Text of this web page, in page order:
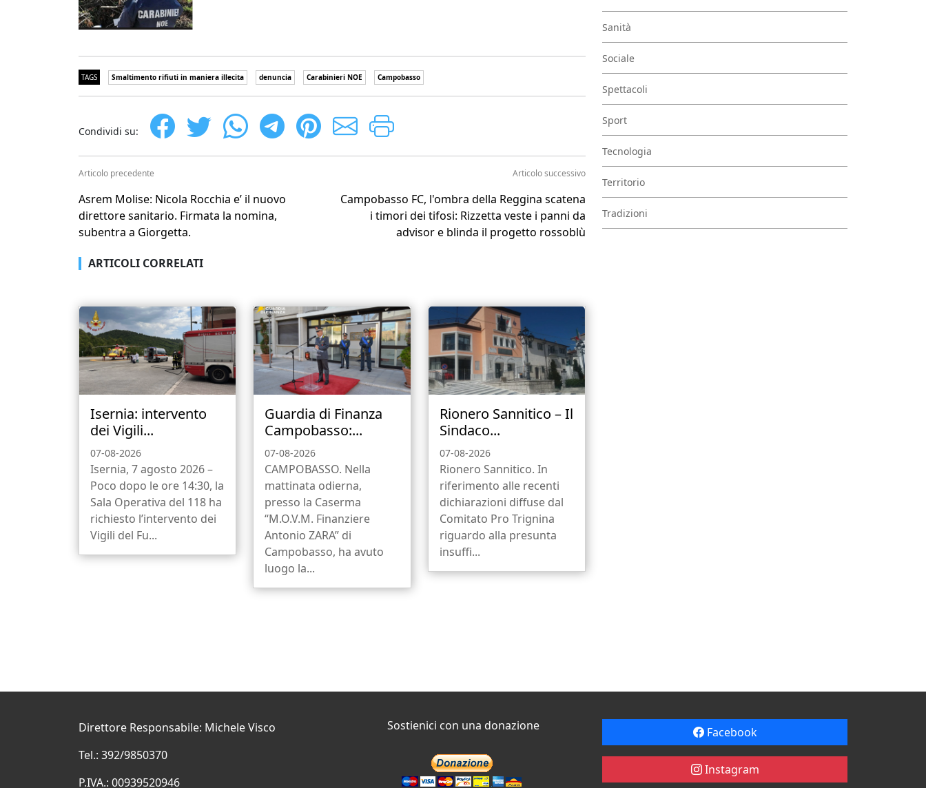
TAGS Smaltimento rifiuti in maniera illecita denuncia Carabinieri NOE Campobasso
Condividi su:
Articolo precedente
Asrem Molise: Nicola Rocchia e’ il nuovo
direttore sanitario. Firmata la nomina,
subentra a Giorgetta.
Articolo successivo
Campobasso FC, l'ombra della Reggina scatena
i timori dei tifosi: Rizzetta veste i panni da
advisor e blinda il progetto rossoblù
ARTICOLI CORRELATI
Isernia: intervento
dei Vigili...
07-08-2026
Isernia, 7 agosto 2026 –
Poco dopo le ore 14:30, la
Sala Operativa del 118 ha
richiesto l’intervento dei
Vigili del Fu...
Guardia di Finanza
Campobasso:...
07-08-2026
CAMPOBASSO. Nella
mattinata odierna,
presso la Caserma
“M.O.V.M. Finanziere
Antonio ZARA” di
Campobasso, ha avuto
luogo la...
Rionero Sannitico – Il
Sindaco...
07-08-2026
Rionero Sannitico. In
riferimento alle recenti
dichiarazioni diffuse dal
Comitato Pro Trignina
riguardo alla presunta
insuffi...
Sanità
Sociale
Spettacoli
Sport
Tecnologia
Territorio
Tradizioni
Direttore Responsabile: Michele Visco
Tel.: 392/9850370
P.IVA.: 00939520946
Sostienici con una donazione Facebook
Instagram